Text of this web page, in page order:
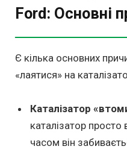
Ford: Основні
Є кілька основних
«лаятися» на
Каталізатор
каталізатор просто
часом він